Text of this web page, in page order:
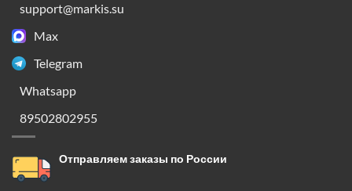
support@markis.su
Max
Telegram
Whatsapp
89502802955
Отправляем заказы по России